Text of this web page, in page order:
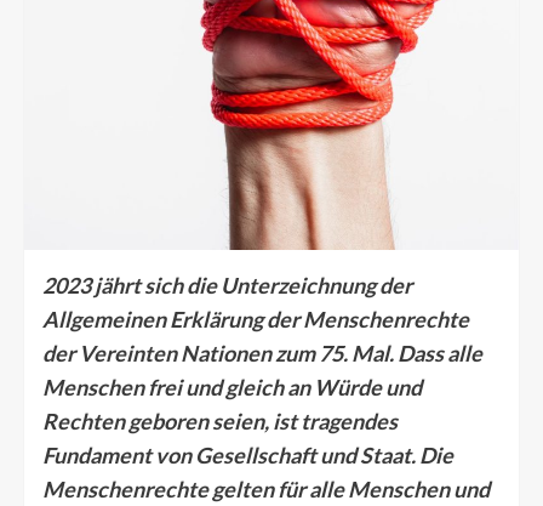
2023 jährt sich die Unterzeichnung der
Allgemeinen Erklärung der Menschenrechte
der Vereinten Nationen zum 75. Mal. Dass alle
Menschen frei und gleich an Würde und
Rechten geboren seien, ist tragendes
Fundament von Gesellschaft und Staat. Die
Menschenrechte gelten für alle Menschen und